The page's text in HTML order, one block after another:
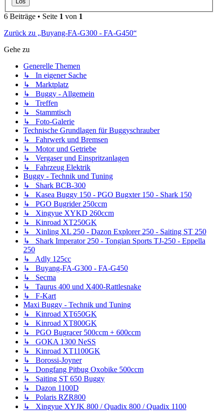
6 Beiträge • Seite 1 von 1
Zurück zu „Buyang-FA-G300 - FA-G450“
Gehe zu
Generelle Themen
↳ In eigener Sache
↳ Marktplatz
↳ Buggy - Allgemein
↳ Treffen
↳ Stammtisch
↳ Foto-Galerie
Technische Grundlagen für Buggyschrauber
↳ Fahrwerk und Bremsen
↳ Motor und Getriebe
↳ Vergaser und Einspritzanlagen
↳ Fahrzeug Elektrik
Buggy - Technik und Tuning
↳ Shark BCB-300
↳ Kasea Buggy 150 - PGO Bugxter 150 - Shark 150
↳ PGO Bugrider 250ccm
↳ Xingyue XYKD 260ccm
↳ Kinroad XT250GK
↳ Xinling XL 250 - Dazon Explorer 250 - Saiting ST 250
↳ Shark Imperator 250 - Tongian Sports TJ-250 - Eppella
250
↳ Adly 125cc
↳ Buyang-FA-G300 - FA-G450
↳ Secma
↳ Taurus 400 und X400-Rattlesnake
↳ F-Kart
Maxi Buggy - Technik und Tuning
↳ Kinroad XT650GK
↳ Kinroad XT800GK
↳ PGO Bugracer 500ccm + 600ccm
↳ GOKA 1300 NeSS
↳ Kinroad XT1100GK
↳ Borossi-Joyner
↳ Dongfang Pitbug Oxobike 500ccm
↳ Saiting ST 650 Buggy
↳ Dazon 1100D
↳ Polaris RZR800
↳ Xingyue XYJK 800 / Quadix 800 / Quadix 1100